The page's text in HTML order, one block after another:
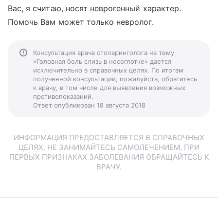
Вас, я считаю, носят неврогенный характер.
Помочь Вам может только невролог.
Консультация врача отоларинголога на тему
«Головная боль слизь в носоглотке» дается
исключительно в справочных целях. По итогам
полученной консультации, пожалуйста, обратитесь
к врачу, в том числе для выявления возможных
противопоказаний.
Ответ опубликован 18 августа 2018
ИНФОРМАЦИЯ ПРЕДОСТАВЛЯЕТСЯ В СПРАВОЧНЫХ
ЦЕЛЯХ. НЕ ЗАНИМАЙТЕСЬ САМОЛЕЧЕНИЕМ. ПРИ
ПЕРВЫХ ПРИЗНАКАХ ЗАБОЛЕВАНИЯ ОБРАЩАЙТЕСЬ К
ВРАЧУ.